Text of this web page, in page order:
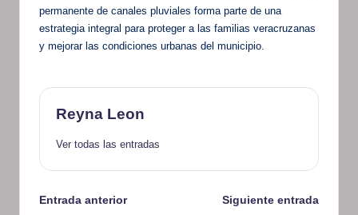
permanente de canales pluviales forma parte de una
estrategia integral para proteger a las familias veracruzanas
y mejorar las condiciones urbanas del municipio.
Reyna Leon
Ver todas las entradas
Navegación
Entrada anterior Siguiente entrada